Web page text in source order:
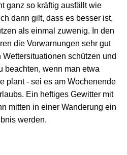
ganz so kräftig ausfällt wie
dann gilt, dass es besser ist,
als einmal zuwenig. In den
die Vorwarnungen sehr gut
schützen und
beachten, wenn man etwa
plant - sei es am Wochenende
Ein heftiges Gewitter mit
mitten in einer Wanderung ein
werden.